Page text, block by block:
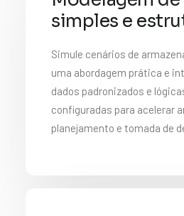
simples e
Simule cenários de
uma abordagem prática e
dados padronizados e
configuradas para acelerar
planejamento e tomada de